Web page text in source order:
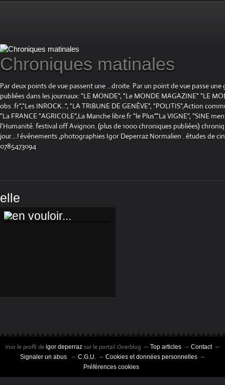
Chroniques matinales
Par deux points de vue passent une ...droite. Par un point de vue passe
publiées dans les journaux: "LE MONDE", "Le MONDE MAGAZINE" "LE
obs .fr","Les INROCK...", "LA TRIBUNE DE GENÈVE", "POLITIS",Action
"La FRANCE "AGRICOLE",La Manche libre.fr "le Plus"."La VIGNE", "SINE
l'Humanité. festival off Avignon. (plus de 1000 chroniques publiées)
jour....! événements ,photographies Igor Deperraz Normalien . études de
0785473094
elle
Voir le profil de igor deperraz sur le portail Overblog Top articles
Contact
Signaler un abus
C.G.U.
Cookies et données personnelles
Préférences cookies